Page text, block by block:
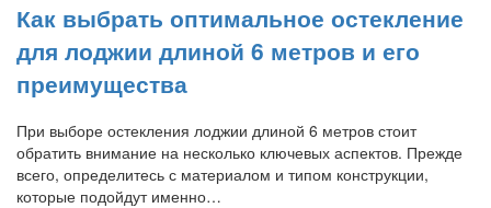
Как выбрать оптимальное остекление
для лоджии длиной 6 метров и его
преимущества
При выборе остекления лоджии длиной 6 метров стоит
обратить внимание на несколько ключевых аспектов. Прежде
всего, определитесь с материалом и типом конструкции,
которые подойдут именно…